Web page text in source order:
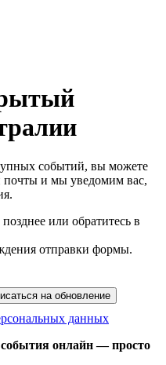
событий, вы можете
почты и мы уведомим вас,
или обратитесь в
отправки формы.
на обновление
данных
онлайн — просто